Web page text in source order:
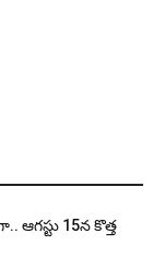
ఆగస్టు 15న కొత్త